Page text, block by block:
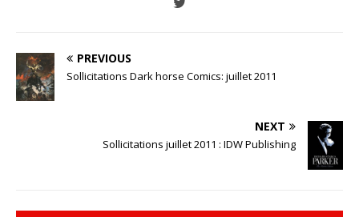
PREVIOUS
Sollicitations Dark horse Comics: juillet 2011
NEXT
Sollicitations juillet 2011 : IDW Publishing